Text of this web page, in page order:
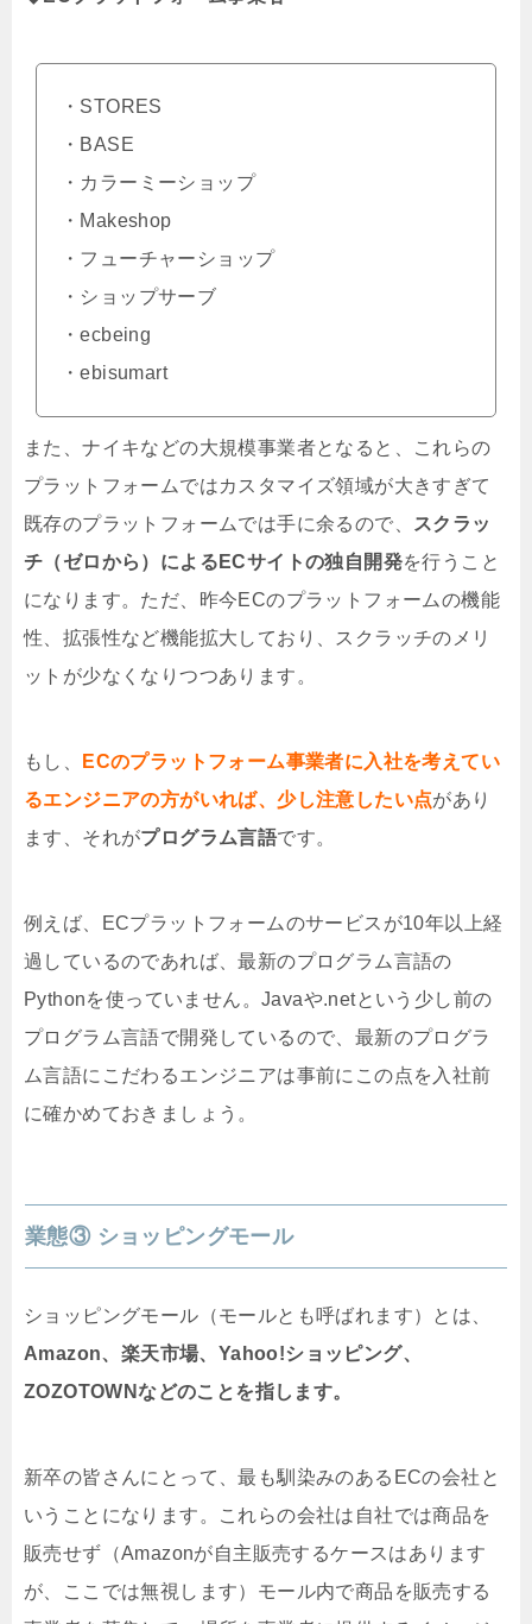
・STORES
・BASE
・カラーミーショップ
・Makeshop
・フューチャーショップ
・ショップサーブ
・ecbeing
・ebisumart
また、ナイキなどの大規模事業者となると、これらの
プラットフォームではカスタマイズ領域が大きすぎて
既存のプラットフォームでは手に余るので、
スクラッ
チ（ゼロから）によるECサイトの独自開発を行うこと
になります。ただ、昨今ECのプラットフォームの機能
性、拡張性など機能拡大しており、スクラッチのメリ
ットが少なくなりつつあります。
もし、
ECのプラットフォーム事業者に入社を考えてい
るエンジニアの方がいれば、少し注意したい点があり
ます、それがプログラム言語です。
例えば、ECプラットフォームのサービスが10年以上経
過しているのであれば、最新のプログラム言語の
Pythonを使っていません。Javaや.netという少し前の
プログラム言語で開発しているので、最新のプログラ
ム言語にこだわるエンジニアは事前にこの点を入社前
に確かめておきましょう。
業態③ ショッピングモール
ショッピングモール（モールとも呼ばれます）とは、
Amazon、楽天市場、Yahoo!ショッピング、
ZOZOTOWNなどのことを指します。
新卒の皆さんにとって、最も馴染みのあるECの会社と
いうことになります。これらの会社は自社では商品を
販売せず（Amazonが自主販売するケースはあります
が、ここでは無視します）モール内で商品を販売する